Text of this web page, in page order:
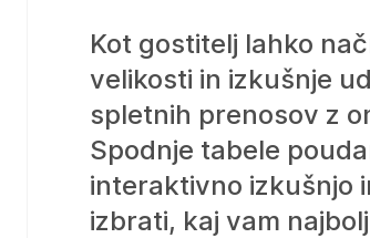
Kot gostitelj lahko
velikosti in izkušnje
spletnih prenosov z
Spodnje tabele
interaktivno izkušnjo
izbrati, kaj vam